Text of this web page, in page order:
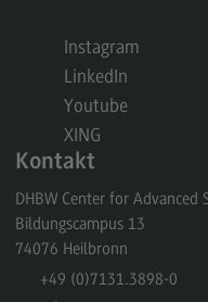
Rahmenbedingungen
Modulangebot
Berufsperspektiven
Intensive Care
Intensive Care
Instagram
LinkedIn
Youtube
XING
Kontakt
DHBW Center for Advanced
Bildungscampus 13
74076 Heilbronn
+49 (0)7131.3898-0